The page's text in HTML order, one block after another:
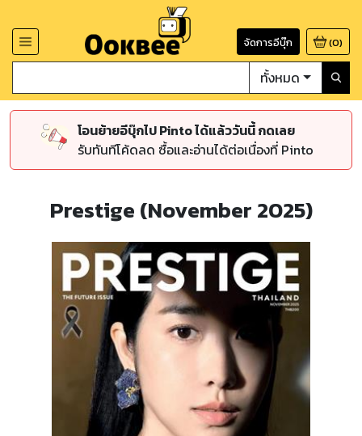
จัดการอีบุ๊ก (0)
ทั้งหมด
โอนย้ายอีบุ๊กไป Pinto ได้แล้ววันนี้ กดเลย
รับทันทีโค้ดลด ซื้อและอ่านได้ต่อเนื่องที่ Pinto
Prestige (November 2025)